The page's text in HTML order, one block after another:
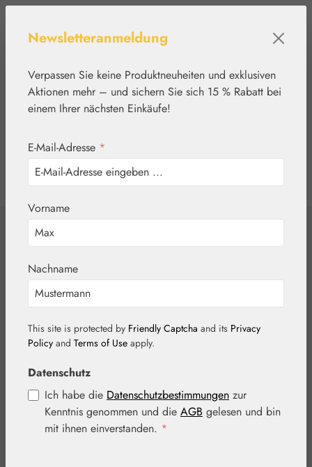
Werkzeugleiste anzeigen
Augen-Fit Kapseln
Bildergalerie überspringen
Newsletteranmeldung
Verpassen Sie keine Produktneuheiten und exklusiven
Aktionen mehr – und sichern Sie sich 15 % Rabatt bei
einem Ihrer nächsten Einkäufe!
E-Mail-Adresse *
Vorname
Nachname
This site is protected by Friendly Captcha and its Privacy
Policy and Terms of Use apply.
Datenschutz
Ich habe die Datenschutzbestimmungen zur
Kenntnis genommen und die AGB gelesen und bin
mit ihnen einverstanden. *